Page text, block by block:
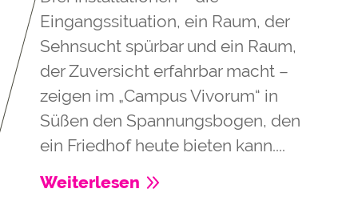
Eingangssituation, ein Raum, der
Sehnsucht spürbar und ein Raum,
der Zuversicht erfahrbar macht –
zeigen im „Campus Vivorum“ in
Süßen den Spannungsbogen, den
ein Friedhof heute bieten kann....
Weiterlesen